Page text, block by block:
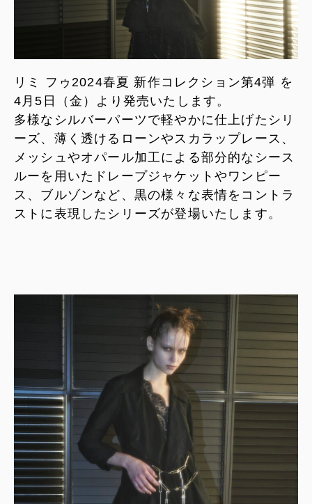
リミ フゥ2024春夏 新作コレクション第4弾 を
4月5日（金）より発売いたします。
多様なシルバーパーツで軽やかに仕上げたシリ
ーズ、薄く透けるローンやスカラップレース、
メッシュやオパール加工による部分的なシース
ルーを用いたドレープジャケットやワンピー
ス、ブルゾンなど、黒の様々な表情をコントラ
ストに表現したシリーズが登場いたします。